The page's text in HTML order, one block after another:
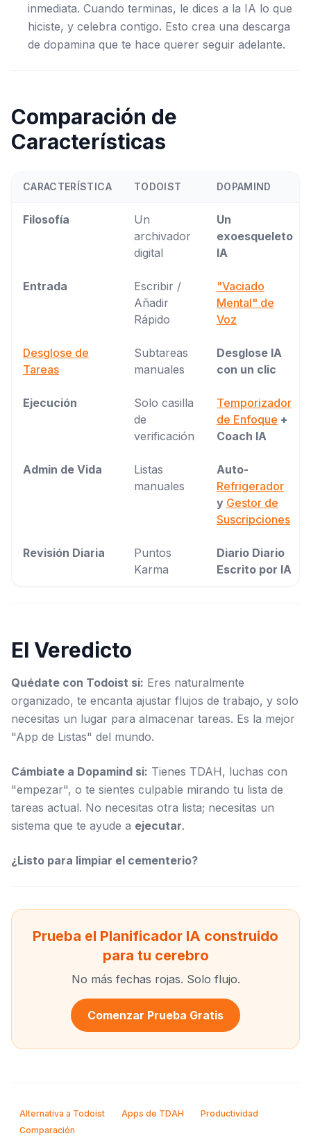
inmediata. Cuando terminas, le dices a la IA lo que
hiciste, y celebra contigo. Esto crea una descarga
de dopamina que te hace querer seguir adelante.
Comparación de
Características
CARACTERÍSTICA TODOIST DOPAMIND
Filosofía
Un
archivador
digital
Un
exoesqueleto
IA
Entrada
Escribir /
Añadir
Rápido
"Vaciado
Mental" de
Voz
Desglose de
Tareas
Subtareas
manuales
Desglose IA
con un clic
Ejecución
Solo casilla
de
verificación
Temporizador
de Enfoque +
Coach IA
Admin de Vida
Listas
manuales
Auto-
Refrigerador
y Gestor de
Suscripciones
Revisión Diaria
Puntos
Karma
Diario Diario
Escrito por IA
El Veredicto
Quédate con Todoist si: Eres naturalmente
organizado, te encanta ajustar flujos de trabajo, y solo
necesitas un lugar para almacenar tareas. Es la mejor
"App de Listas" del mundo.
Cámbiate a Dopamind si: Tienes TDAH, luchas con
"empezar", o te sientes culpable mirando tu lista de
tareas actual. No necesitas otra lista; necesitas un
sistema que te ayude a ejecutar.
¿Listo para limpiar el cementerio?
Prueba el Planificador IA construido
para tu cerebro
No más fechas rojas. Solo flujo.
Comenzar Prueba Gratis
Alternativa a Todoist Apps de TDAH
Productividad
Comparación